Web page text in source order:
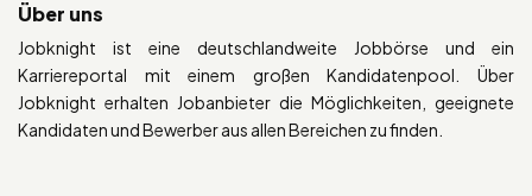
Über uns
Jobknight ist eine deutschlandweite Jobbörse und ein
Karriereportal mit einem großen Kandidatenpool. Über
Jobknight erhalten Jobanbieter die Möglichkeiten, geeignete
Kandidaten und Bewerber aus allen Bereichen zu finden.